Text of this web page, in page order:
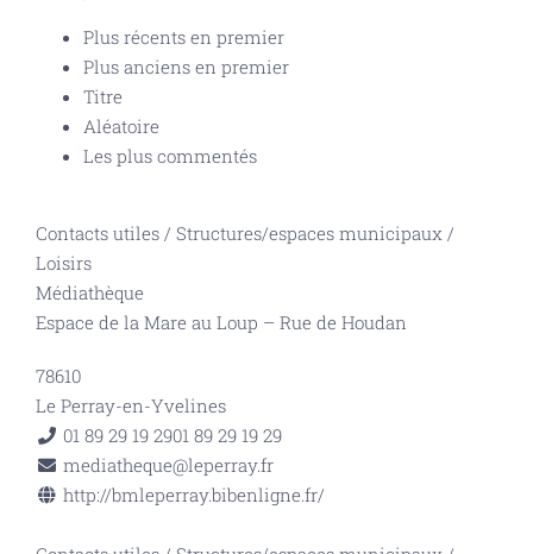
Plus récents en premier
Plus anciens en premier
Titre
Aléatoire
Les plus commentés
Contacts utiles / Structures/espaces municipaux /
Loisirs
Médiathèque
Espace de la Mare au Loup – Rue de Houdan
78610
Le Perray-en-Yvelines
01 89 29 19 2901 89 29 19 29
mediatheque@leperray.fr
http://bmleperray.bibenligne.fr/